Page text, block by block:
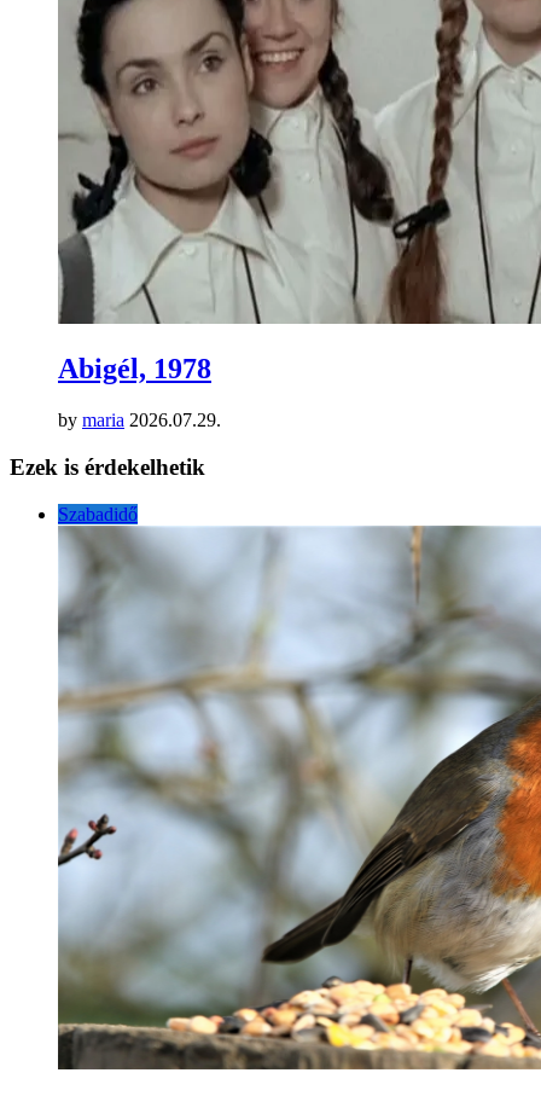
Abigél, 1978
by maria 2026.07.29.
Ezek is érdekelhetik
Szabadidő